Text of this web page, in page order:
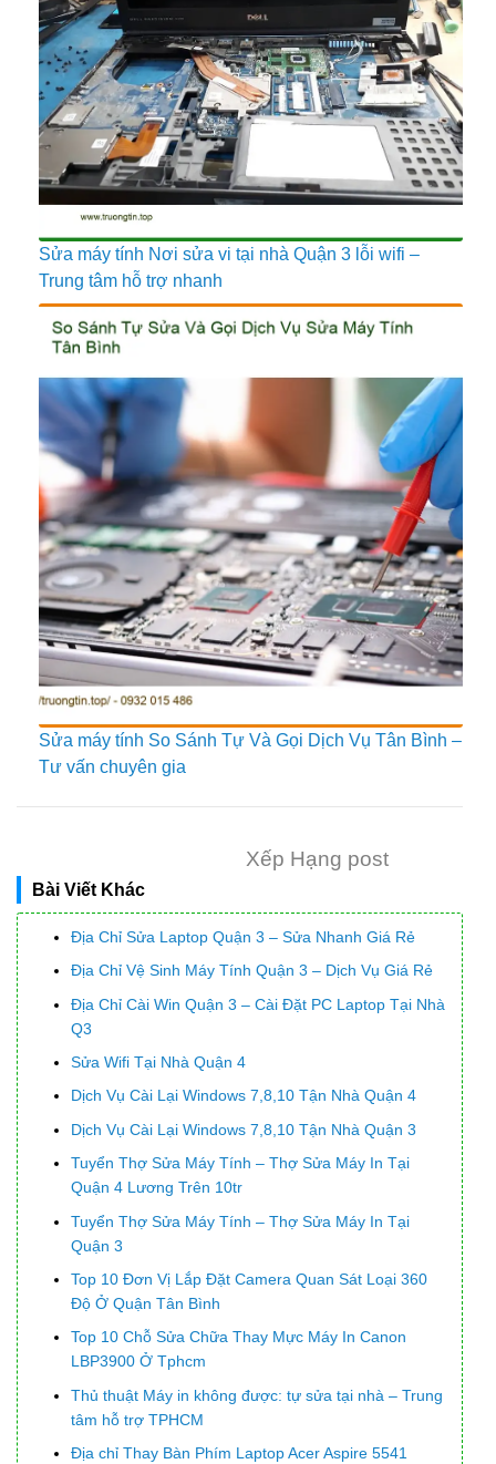
Sửa máy tính Nơi sửa vi tại nhà Quận 3 lỗi wifi –
Trung tâm hỗ trợ nhanh
Sửa máy tính So Sánh Tự Và Gọi Dịch Vụ Tân Bình –
Tư vấn chuyên gia
Xếp Hạng post
Bài Viết Khác
Địa Chỉ Sửa Laptop Quận 3 – Sửa Nhanh Giá Rẻ
Địa Chỉ Vệ Sinh Máy Tính Quận 3 – Dịch Vụ Giá Rẻ
Địa Chỉ Cài Win Quận 3 – Cài Đặt PC Laptop Tại Nhà
Q3
Sửa Wifi Tại Nhà Quận 4
Dịch Vụ Cài Lại Windows 7,8,10 Tận Nhà Quận 4
Dịch Vụ Cài Lại Windows 7,8,10 Tận Nhà Quận 3
Tuyển Thợ Sửa Máy Tính – Thợ Sửa Máy In Tại
Quận 4 Lương Trên 10tr
Tuyển Thợ Sửa Máy Tính – Thợ Sửa Máy In Tại
Quận 3
Top 10 Đơn Vị Lắp Đặt Camera Quan Sát Loại 360
Độ Ở Quận Tân Bình
Top 10 Chỗ Sửa Chữa Thay Mực Máy In Canon
LBP3900 Ở Tphcm
Thủ thuật Máy in không được: tự sửa tại nhà – Trung
tâm hỗ trợ TPHCM
Địa chỉ Thay Bàn Phím Laptop Acer Aspire 5541